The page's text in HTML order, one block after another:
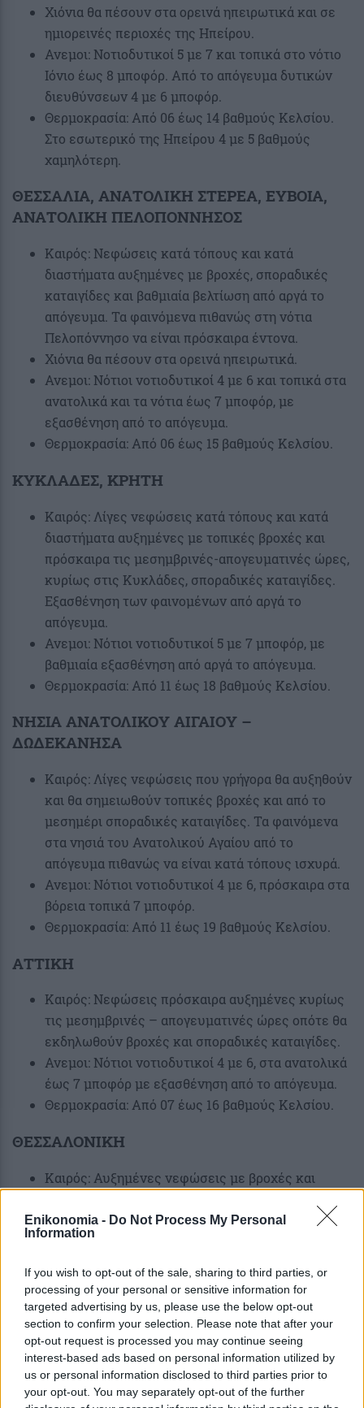
Enikonomia - Do Not Process My Personal
Information
If you wish to opt-out of the sale, sharing to third parties, or
processing of your personal or sensitive information for
targeted advertising by us, please use the below opt-out
section to confirm your selection. Please note that after your
opt-out request is processed you may continue seeing
interest-based ads based on personal information utilized by
us or personal information disclosed to third parties prior to
your opt-out. You may separately opt-out of the further
Χιόνια θα πέσουν στα ορεινά ηπειρωτικά και σε
ημιορεινές περιοχές της Ηπείρου.
Ανεμοι: Νοτιοδυτικοί 5 με 7 και τοπικά στο νότιο
Ιόνιο έως 8 μποφόρ. Από το απόγευμα δυτικών
διευθύνσεων 4 με 6 μποφόρ.
Θερμοκρασία: Από 06 έως 14 βαθμούς Κελσίου.
Στο εσωτερικό της Ηπείρου 4 με 5 βαθμούς
χαμηλότερη.
ΘΕΣΣΑΛΙΑ, ΑΝΑΤΟΛΙΚΗ ΣΤΕΡΕΑ, ΕΥΒΟΙΑ,
ΑΝΑΤΟΛΙΚΗ ΠΕΛΟΠΟΝΝΗΣΟΣ
Καιρός: Νεφώσεις κατά τόπους και κατά
διαστήματα αυξημένες με βροχές, σποραδικές
καταιγίδες και βαθμιαία βελτίωση από αργά το
απόγευμα. Τα φαινόμενα πιθανώς στη νότια
Πελοπόννησο να είναι πρόσκαιρα έντονα.
Χιόνια θα πέσουν στα ορεινά ηπειρωτικά.
Ανεμοι: Νότιοι νοτιοδυτικοί 4 με 6 και τοπικά στα
ανατολικά και τα νότια έως 7 μποφόρ, με
εξασθένηση από το απόγευμα.
Θερμοκρασία: Από 06 έως 15 βαθμούς Κελσίου.
ΚΥΚΛΑΔΕΣ, ΚΡΗΤΗ
Καιρός: Λίγες νεφώσεις κατά τόπους και κατά
διαστήματα αυξημένες με τοπικές βροχές και
πρόσκαιρα τις μεσημβρινές-απογευματινές ώρες,
κυρίως στις Κυκλάδες, σποραδικές καταιγίδες.
Εξασθένηση των φαινομένων από αργά το
απόγευμα.
Ανεμοι: Νότιοι νοτιοδυτικοί 5 με 7 μποφόρ, με
βαθμιαία εξασθένηση από αργά το απόγευμα.
Θερμοκρασία: Από 11 έως 18 βαθμούς Κελσίου.
ΝΗΣΙΑ ΑΝΑΤΟΛΙΚΟΥ ΑΙΓΑΙΟΥ –
ΔΩΔΕΚΑΝΗΣΑ
Καιρός: Λίγες νεφώσεις που γρήγορα θα αυξηθούν
και θα σημειωθούν τοπικές βροχές και από το
μεσημέρι σποραδικές καταιγίδες. Τα φαινόμενα
στα νησιά του Ανατολικού Αγαίου από το
απόγευμα πιθανώς να είναι κατά τόπους ισχυρά.
Ανεμοι: Νότιοι νοτιοδυτικοί 4 με 6, πρόσκαιρα στα
βόρεια τοπικά 7 μποφόρ.
Θερμοκρασία: Από 11 έως 19 βαθμούς Κελσίου.
ΑΤΤΙΚΗ
Καιρός: Νεφώσεις πρόσκαιρα αυξημένες κυρίως
τις μεσημβρινές – απογευματινές ώρες οπότε θα
εκδηλωθούν βροχές και σποραδικές καταιγίδες.
Ανεμοι: Νότιοι νοτιοδυτικοί 4 με 6, στα ανατολικά
έως 7 μποφόρ με εξασθένηση από το απόγευμα.
Θερμοκρασία: Από 07 έως 16 βαθμούς Κελσίου.
ΘΕΣΣΑΛΟΝΙΚΗ
Καιρός: Αυξημένες νεφώσεις με βροχές και
είναι κατά διαστήματα ισχυρά. Σταδιακή βελτίωση
από αργά το απόγευμα.
το μεσημέρι τοπικά 6 μποφόρ.
Θερμοκρασία: Από 07 έως 14 με 15 βαθμούς
Κελσίου.
ΠΡΟΓΝΩΣΗ ΓΙΑ ΤΟ ΣΑΒΒΑΤΟ 28-03-2026
Στα δυτικά, τα νότια και το ανατολικό Αιγαίο,